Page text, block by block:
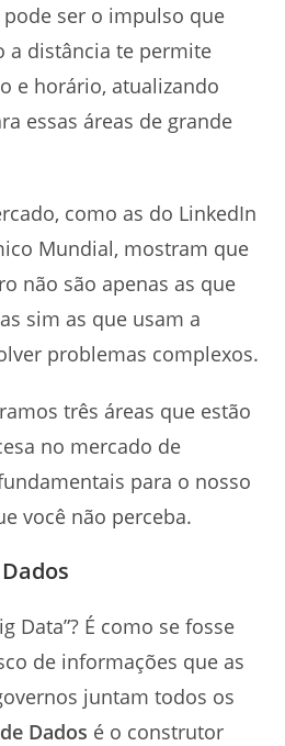
pode ser o impulso que
a distância te permite
e horário, atualizando
essas áreas de grande
como as do LinkedIn
Mundial, mostram que
não são apenas as que
sim as que usam a
problemas complexos.
três áreas que estão
no mercado de
para o nosso
você não perceba.
Data”? É como se fosse
de informações que as
juntam todos os
Dados é o construtor